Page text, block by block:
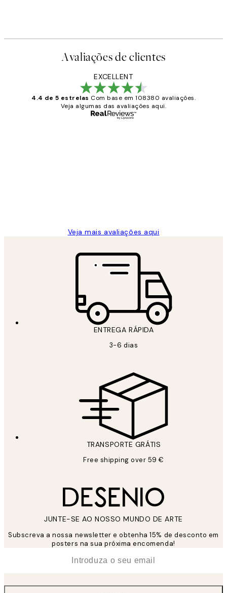
Avaliações de clientes
EXCELLENT
4.4 de 5 estrelas Com base em 108380 avaliações.
Veja algumas das avaliações aqui.
Veja mais avaliações aqui
ENTREGA RÁPIDA
3-6 dias
TRANSPORTE GRÁTIS
Free shipping over 59 €
JUNTE-SE AO NOSSO MUNDO DE ARTE
Subscreva a nossa newsletter e obtenha 15% de desconto em
posters na sua próxima encomenda!